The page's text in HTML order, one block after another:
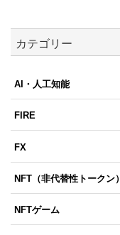
カテゴリー
AI・人工知能
FIRE
FX
NFT（非代替性トークン）
NFTゲーム